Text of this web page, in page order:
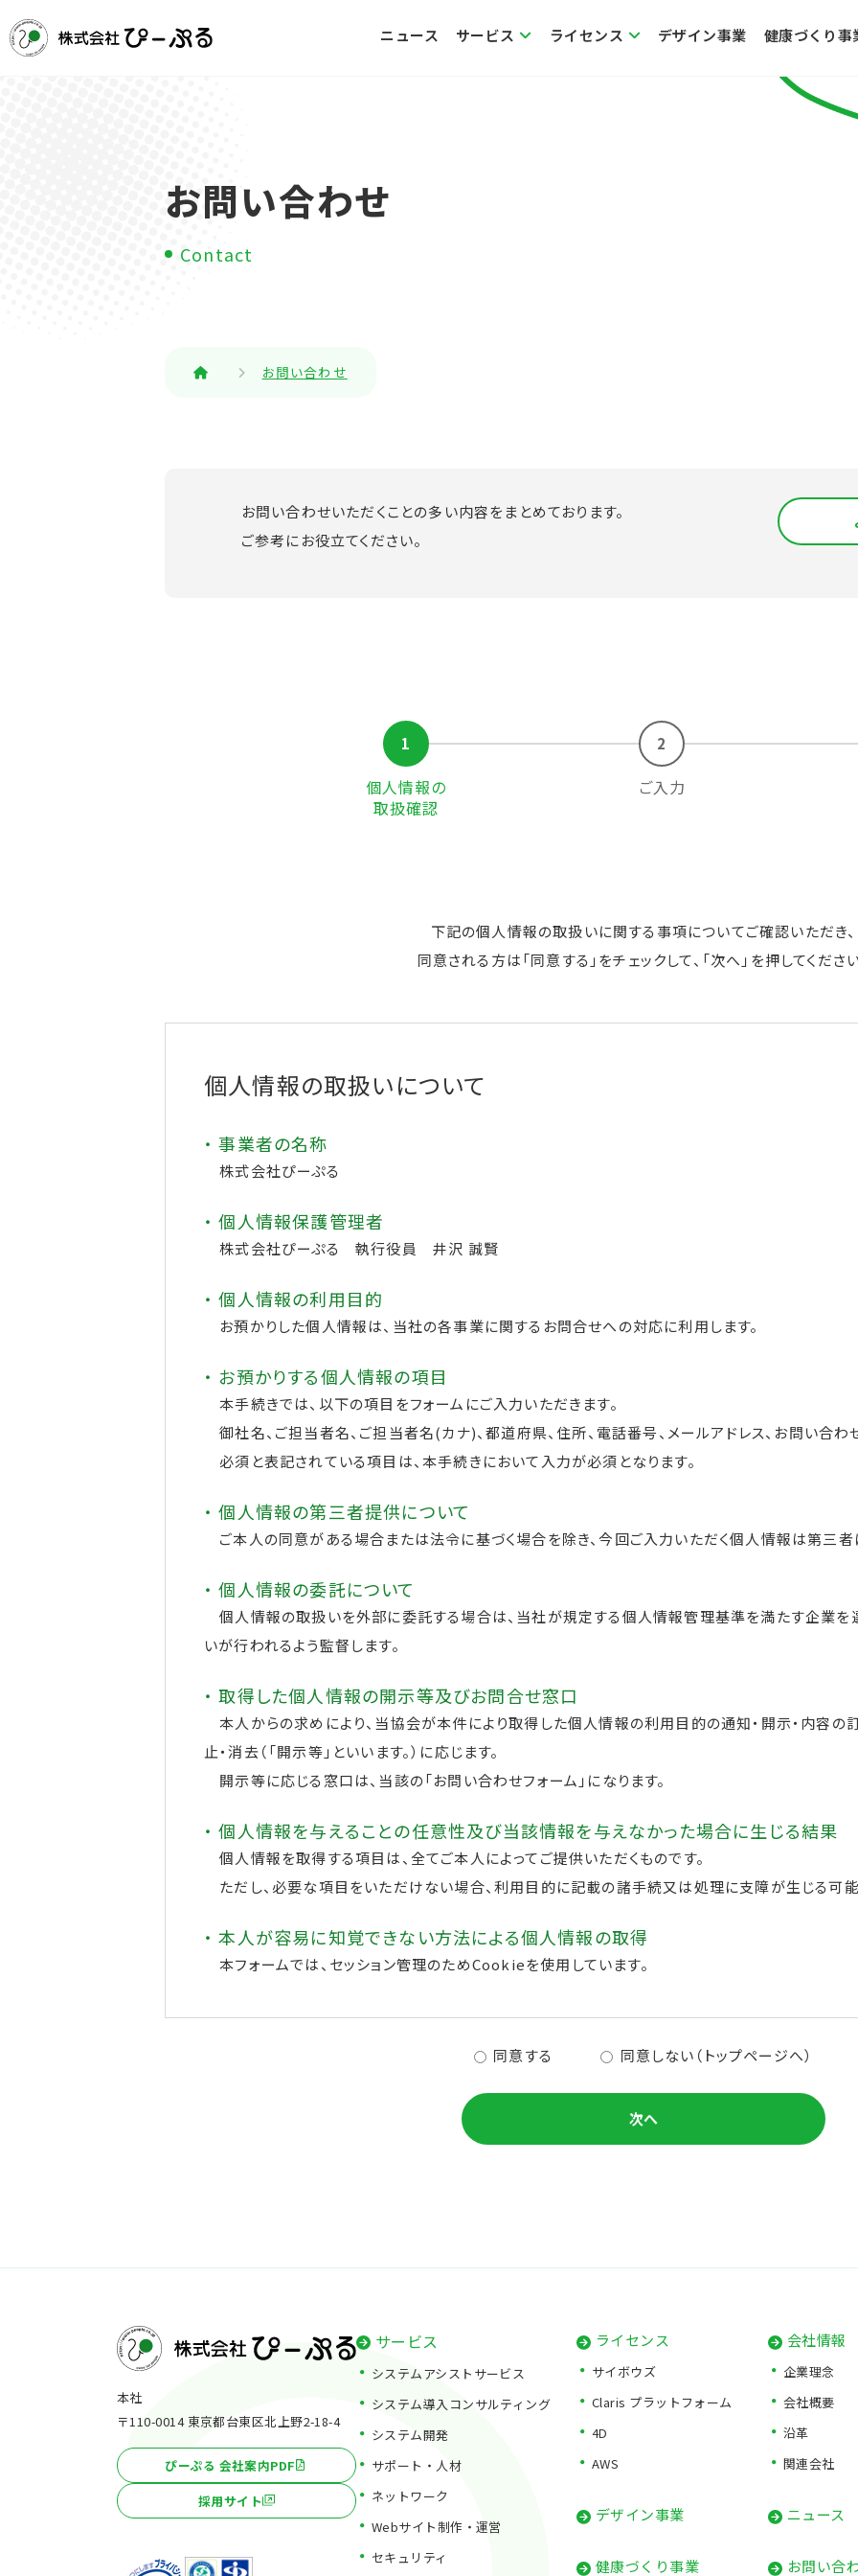
ニュース サービス ライセンス デザイン事業 健康づくり事
お問い合わせ
Contact
お問い合わせ
お問い合わせいただくことの多い内容をまとめております。
ご参考にお役立てください。
1
個人情報の
取扱確認
2
ご入力
下記の個人情報の取扱いに関する事項についてご確認いただき、
同意される方は「同意する」をチェックして、「次へ」を押してくださ
個人情報の取扱いについて
・ 事業者の名称
株式会社ぴーぷる
・ 個人情報保護管理者
株式会社ぴーぷる 執行役員 井沢 誠賢
・ 個人情報の利用目的
お預かりした個人情報は、当社の各事業に関するお問合せへの対応に利用します。
・ お預かりする個人情報の項目
本手続きでは、以下の項目をフォームにご入力いただきます。
御社名、ご担当者名、ご担当者名(カナ)、都道府県、住所、電話番号、メールアドレス、お問い合
必須と表記されている項目は、本手続きにおいて入力が必須となります。
・ 個人情報の第三者提供について
ご本人の同意がある場合または法令に基づく場合を除き、今回ご入力いただく個人情報は第三者
・ 個人情報の委託について
個人情報の取扱いを外部に委託する場合は、当社が規定する個人情報管理基準を満たす企業を
いが行われるよう監督します。
・ 取得した個人情報の開示等及びお問合せ窓口
本人からの求めにより、当協会が本件により取得した個人情報の利用目的の通知・開示・内容の
止・消去（「開示等」といいます。）に応じます。
開示等に応じる窓口は、当該の「お問い合わせフォーム」になります。
・ 個人情報を与えることの任意性及び当該情報を与えなかった場合に生じる結果
個人情報を取得する項目は、全てご本人によってご提供いただくものです。
ただし、必要な項目をいただけない場合、利用目的に記載の諸手続又は処理に支障が生じる可能
・ 本人が容易に知覚できない方法による個人情報の取得
本フォームでは、セッション管理のためCookieを使用しています。
同意する 同意しない（トップページへ）
本社
〒110-0014 東京都台東区北上野2-18-4
ぴーぷる 会社案内PDF
採用サイト
サービス
システムアシストサービス
システム導入コンサルティング
システム開発
サポート・人材
ネットワーク
Webサイト制作・運営
セキュリティ
ライセンス
サイボウズ
Claris プラットフォーム
4D
AWS
デザイン事業
健康づくり事業
会社情報
企業理念
会社概要
沿革
関連会社
ニュース
お問い合